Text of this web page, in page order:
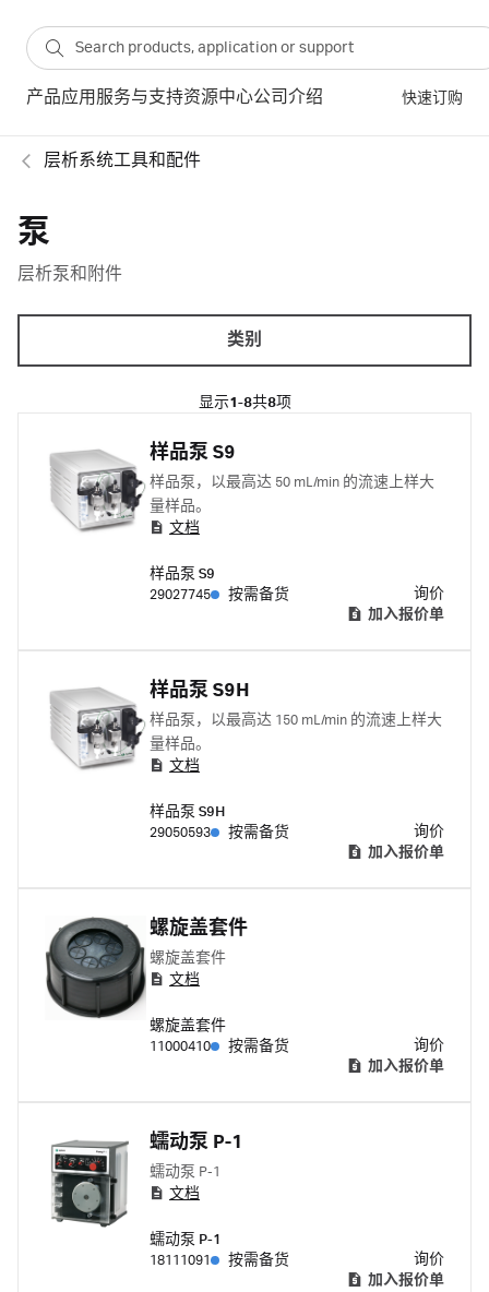
产品应用 服务与支持资源中心公司介绍 快速订购
层析系统工具和配件
泵
层析泵和附件
类别
显示1-8共8项
样品泵 S9
样品泵，以最高达 50 mL/min 的流速上样大
量样品。
文档
样品泵 S9
29027745
按需备货
询价
加入报价单
样品泵 S9H
样品泵，以最高达 150 mL/min 的流速上样大
量样品。
文档
样品泵 S9H
29050593
按需备货
询价
加入报价单
螺旋盖套件
螺旋盖套件
文档
螺旋盖套件
11000410
按需备货
询价
加入报价单
蠕动泵 P-1
蠕动泵 P-1
文档
蠕动泵 P-1
18111091
按需备货
询价
加入报价单